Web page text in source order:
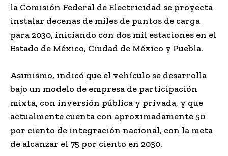
la Comisión Federal de Electricidad se proyecta
instalar decenas de miles de puntos de carga
para 2030, iniciando con dos mil estaciones en el
Estado de México, Ciudad de México y Puebla.
Asimismo, indicó que el vehículo se desarrolla
bajo un modelo de empresa de participación
mixta, con inversión pública y privada, y que
actualmente cuenta con aproximadamente 50
por ciento de integración nacional, con la meta
de alcanzar el 75 por ciento en 2030.